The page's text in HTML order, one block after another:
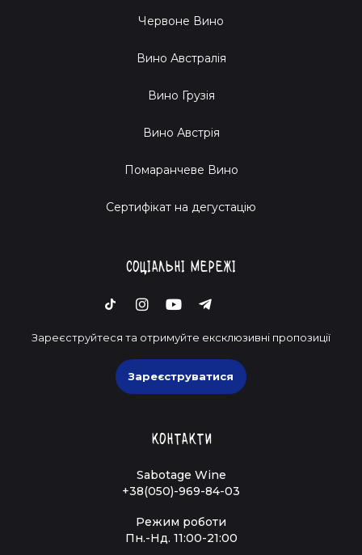
Червоне Вино
Вино Австралія
Вино Грузія
Вино Австрія
Помаранчеве Вино
Cертифікат на дегустацію
Соціальні мережі
Зареєструйтеся та отримуйте ексклюзивні пропозиції
Зареєструватися
Контакти
Sabotage Wine
+38(050)-969-84-03
Режим роботи
Пн.-Нд. 11:00-21:00